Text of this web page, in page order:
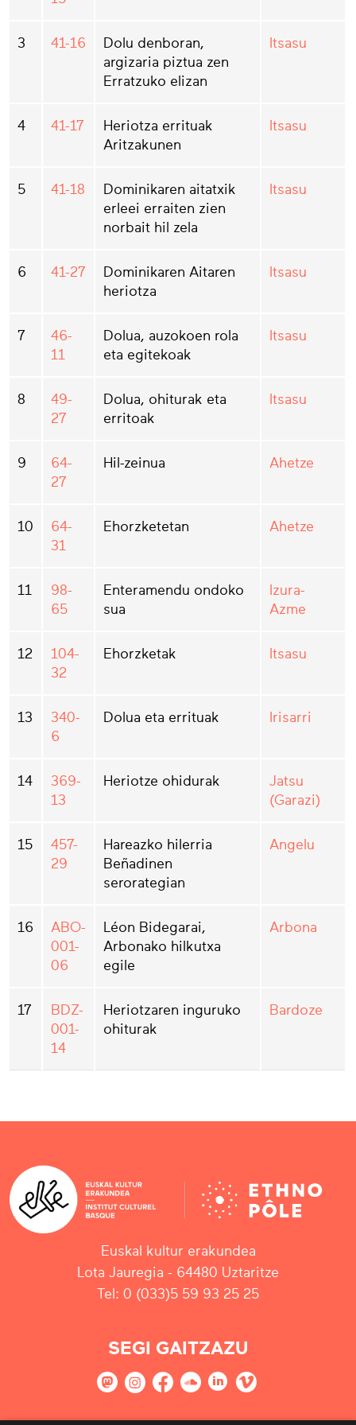
3 41-16
Dolu denboran,
argizaria piztua zen
Erratzuko elizan
Itsasu
4 41-17
Heriotza errituak
Aritzakunen
Itsasu
5 41-18
Dominikaren aitatxik
erleei erraiten zien
norbait hil zela
Itsasu
6 41-27
Dominikaren Aitaren
heriotza
Itsasu
7
46-
11
Dolua, auzokoen rola
eta egitekoak
Itsasu
8
49-
27
Dolua, ohiturak eta
erritoak
Itsasu
9
64-
27
Hil-zeinua Ahetze
10
64-
31
Ehorzketetan Ahetze
11
98-
65
Enteramendu ondoko
sua
Izura-
Azme
12
104-
32
Ehorzketak Itsasu
13
340-
6
Dolua eta errituak Irisarri
14
369-
13
Heriotze ohidurak
Jatsu
(Garazi)
15
457-
29
Hareazko hilerria
Beñadinen
serorategian
Angelu
16
ABO-
001-
06
Léon Bidegarai,
Arbonako hilkutxa
egile
Arbona
17
BDZ-
001-
14
Heriotzaren inguruko
ohiturak
Bardoze
Euskal kultur erakundea
Lota Jauregia - 64480 Uztaritze
Tel: 0 (033)5 59 93 25 25
SEGI GAITZAZU